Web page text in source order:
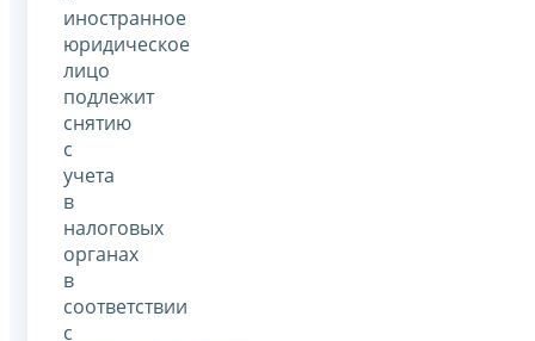
иностранное
юридическое
лицо
подлежит
снятию
с
учета
в
налоговых
органах
в
соответствии
с